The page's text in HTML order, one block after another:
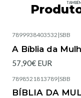
7899938403532 |SBB
A Bíblia da
57,90€ EUR
7898521813789|SBB
BÍBLIA DA